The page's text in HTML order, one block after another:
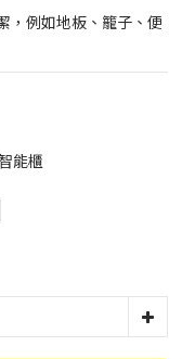
，例如地板、籠子、便
能櫃